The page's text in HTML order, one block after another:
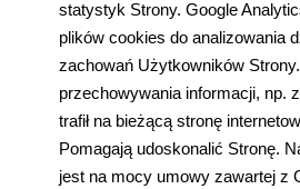
statystyk Strony. Google
plików cookies do analizowania
zachowań Użytkowników
przechowywania informacji, np.
trafił na bieżącąstronę
Pomagają udoskonalić Stronę.
jest na mocy umowy zawartej z